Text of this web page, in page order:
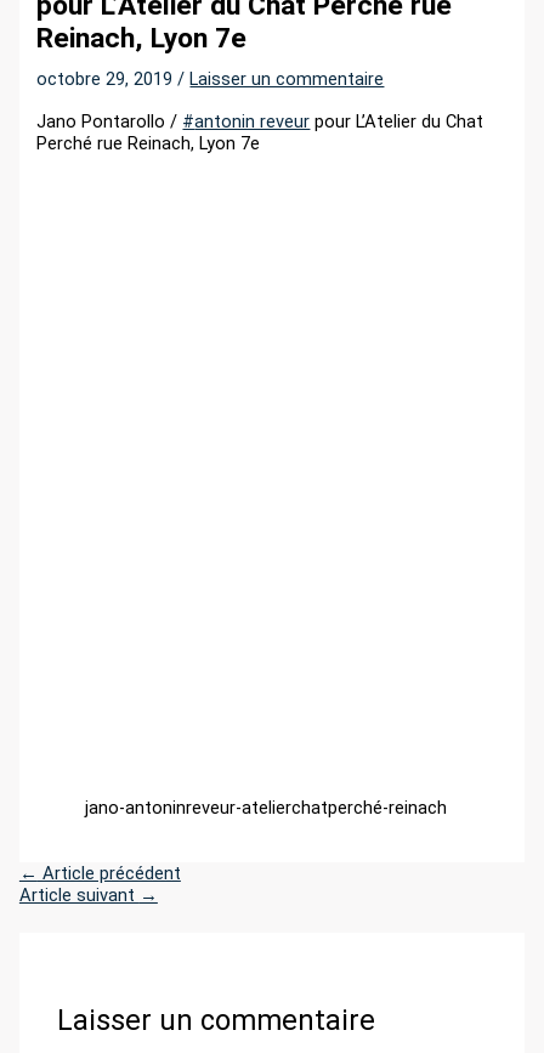
Reinach, Lyon 7e
octobre 29, 2019/Laisser un commentaire
Jano Pontarollo / #antonin reveur pour L’Atelier du Chat
Perché rue Reinach, Lyon 7e
jano-antoninreveur-atelierchatperché-reinach
← Article précédent
Article suivant →
Laisser un commentaire
r
: